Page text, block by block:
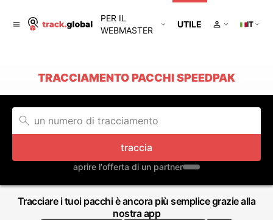
PER IL
WEBMASTER
UTILE IT
TRACCIAMENTO PACCHI SPEEDPAK
traccia
aprire l'offerta di un partner
Tracciare i tuoi pacchi è ancora più semplice grazie alla
nostra app